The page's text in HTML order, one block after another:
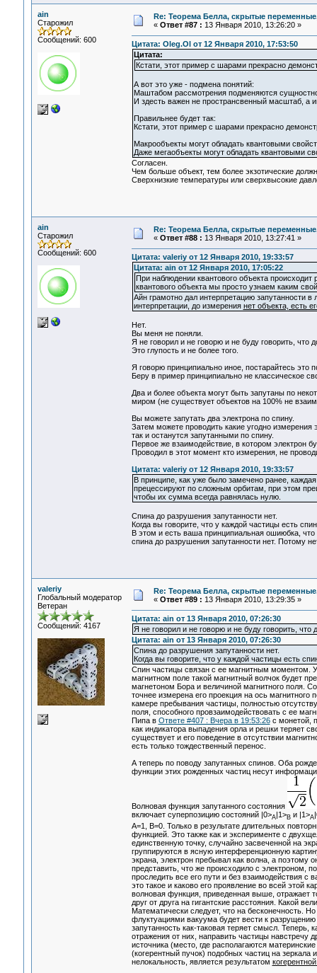
ain
Старожил
Сообщений: 600
Re: Теорема Белла, скрытые
« Ответ #87 : 13 Января 2010, 13:26:20 »
Цитата: Oleg.Ol от 12 Января 2010, 17:53:50
Цитата:
Кстати, этот пример с шарами прекрасно
А вот это уже - подмена понятий:
Маштабом рассмотрения подменяются
И здесть важен не пространсвенный масштаб, а
Правильнее будет так:
Кстати, этот пример с шарами прекрасно
Макрообъекты могут обладать квантовыми
Даже мегаобъекты могут обладать квантовыми
Согласен.
Чем больше объект, тем более экзотические
Сверхнизкие температуры или сверхвысокие
ain
Старожил
Сообщений: 600
Re: Теорема Белла, скрытые
« Ответ #88 : 13 Января 2010, 13:27:41 »
Цитата: valeriy от 12 Января 2010, 19:33:57
Цитата: ain от 12 Января 2010, 17:05:22
При наблюдении квантового объекта
квантового объекта мы просто узнаем каким
Айн грамотно дал интерпретацию запутанности
интерпретации, до измерения нет объекта, есть
Нет.
Вы меня не поняли.
Я не говорил и не говорю и не буду говорить, что
Это глупость и не более того.
Я говорю принципиально иное, постарайтесь это
Беру в пример принципиально не классическое
Два и более объекта могут быть запутаны по
миром (не существует объектов на 100% не
Вы можете запутать два электрона по спину.
Затем можете проводить какие угодно измерения
так и останутся запутанными по спину.
Первое же взаимодействие, в котором электрон
Проводил в этот момент кто измерения, не
Цитата: valeriy от 12 Января 2010, 19:33:57
В принципе, как уже было замечено ранее,
прецессируют по сложным орбитам, при этом
чтобы их сумма всегда равнялась нулю.
Спина до разрушения запутанности нет.
Когда вы говорите, что у каждой частицы есть
В этом и есть ваша принципиальная ошиюбка, что
спина до разрушения запутанности нет. Потому
valeriy
Глобальный модератор
Ветеран
Сообщений: 4167
Re: Теорема Белла, скрытые
« Ответ #89 : 13 Января 2010, 13:29:35 »
Цитата: ain от 13 Января 2010, 07:26:30
Я не говорил и не говорю и не буду говорить, что
Цитата: ain от 13 Января 2010, 07:26:30
Спина до разрушения запутанности нет.
Когда вы говорите, что у каждой частицы есть
Спин частицы связан с ее магнитным моментом.
магнитном поле такой магнитный волчок будет
магнетоном Бора и величиной магнитного поля.
точнее измерена его проекция на ось магнитного
камере пребывания частицы, полностью
поля, способного провзаимодействовать с ее
Пипа в Ответе #407 : Вчера в 19:53:26с монетой,
как индикатора выпадения орла и решки теряет
существует и его поведение в отсутствии
есть только тождественный перенос.
А теперь по поводу запутанных спинов. Оба
функции этих рожденных частиц несут
Волновая функция запутанного состояния
включает суперпозицию состояний |0>A |1>Bи |1>A
А=1, В=0. Только в результате длительных
функцией. Это также как и эксперименте с
единственную точку, случайно засвеченной на
группируются в ясную интерференционную
экрана, электрон пребывал как волна, а поэтому
представить, что же происходило с электроном,
проследить все его пути и без взаимодействия
это такое и каково его проявление во всей этой
волновая функция, приведенная выше, отражает
друг от друга на гигантские расстояния. Какой
Математически следует, что на бесконечность.
флуктуациями вакуума будет вести к
запутанность как-таковая теряет смысл. Теперь,
отражения от них, направить частицы навстречу
источника (место, где располагаются
(когерентный пучок) подобных частиц на зеркала
нелокальность, является результатом